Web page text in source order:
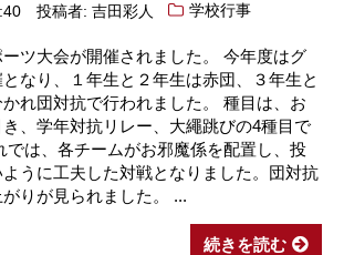
投稿者: 吉田彩人 学校行事
ーツ大会が開催されました。 今年度はグ
なり、１年生と２年生は赤団、３年生と
れ団対抗で行われました。 種目は、お
、学年対抗リレー、大繩跳びの4種目で
では、各チームがお邪魔係を配置し、投
うに工夫した対戦となりました。団対抗
りが見られました。 ...
続きを読む